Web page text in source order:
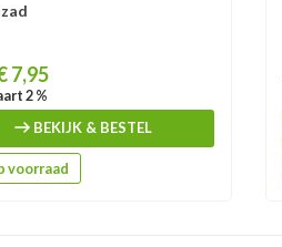
7,95
2 %
BEKIJK & BESTEL
voorraad